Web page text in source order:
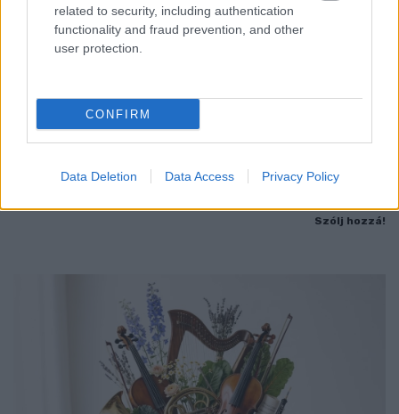
related to security, including authentication
functionality and fraud prevention, and other
user protection.
CONFIRM
Data Deletion Data Access Privacy Policy
HÉTVÉGÉN RENDEZIK MEG A XXXIII. GYŐRI BAROKK
tűzshow és vezetett séták is várják az érdeklődőket augusztus
Szólj hozzá!